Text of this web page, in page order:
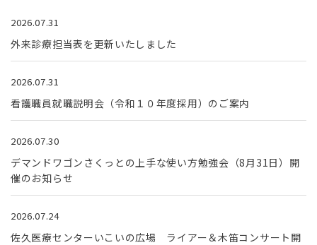
2026.07.31
外来診療担当表を更新いたしました
2026.07.31
看護職員就職説明会（令和１０年度採用）のご案内
2026.07.30
デマンドワゴンさくっとの上手な使い方勉強会（8月31日）開
催のお知らせ
2026.07.24
佐久医療センターいこいの広場 ライアー＆木笛コンサート開